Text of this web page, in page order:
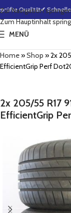
Zur Navigation springen
Zum Hauptinhalt
Qualität✔ Schnelle
MENÜ
Home»Shop »2x
EfficientGrip Perf
2x 205/55 R17
EfficientGrip